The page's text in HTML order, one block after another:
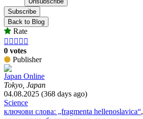
Subscribe
Back to Blog
Rate
    
0 votes
Publisher
Japan Online
Tokyo, Japan
04.08.2025 (368 days ago)
Science
ключови слова: „fragmenta hellenoslavica“,